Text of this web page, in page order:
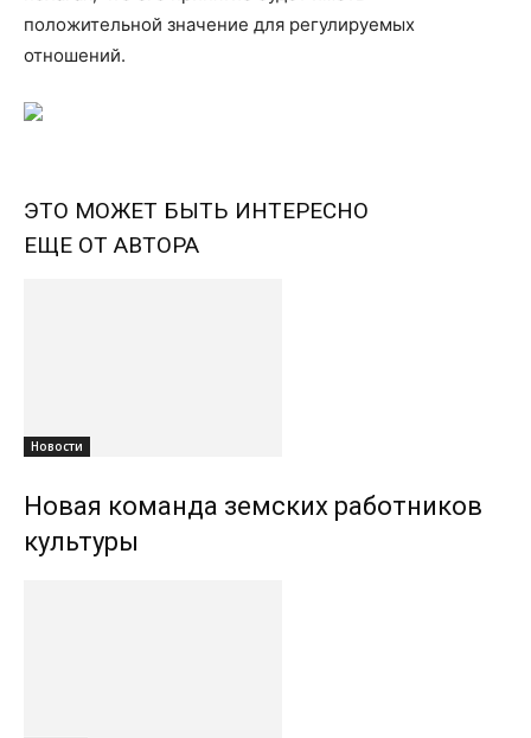
положительной значение для регулируемых
отношений.
ЭТО МОЖЕТ БЫТЬ ИНТЕРЕСНО
ЕЩЕ ОТ АВТОРА
Новости
Новая команда земских работников
культуры